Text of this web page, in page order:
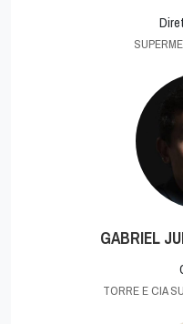
GABRIEL
TORRE E CIA